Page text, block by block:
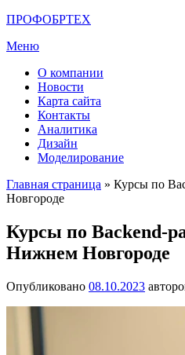
Перейти
содержимому
ПРОФОБРТЕХ
Меню
О компании
Новости
Карта сайта
Контакты
Аналитика
Дизайн
Моделирование
Главная страница » Курсы по
Новгороде
Курсы по Backend-
Нижнем Новгороде
Опубликовано 08.10.2023